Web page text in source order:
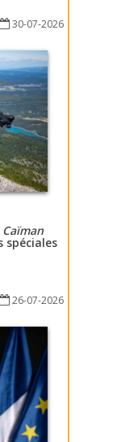
30-07-2026
26-07-2026